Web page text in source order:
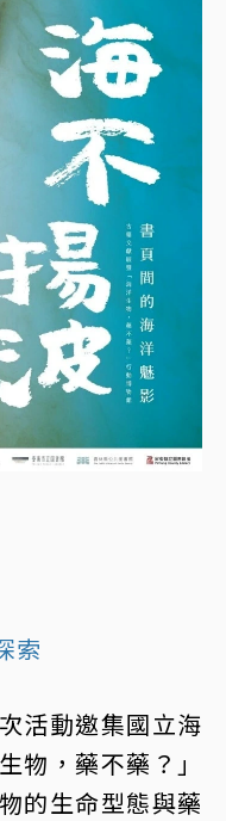
索
活動邀集國立海
物，藥不藥？」
的生命型態與藥